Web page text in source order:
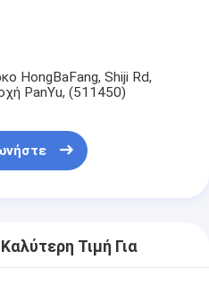
HongBaFang, Shiji Rd,
PanYu, (511450)
Τιμή Για